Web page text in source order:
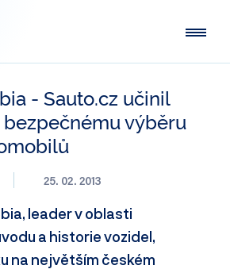
- Sauto.cz učinil
výběru
25. 02. 2013
leader v oblasti
a historie vozidel,
na největším českém